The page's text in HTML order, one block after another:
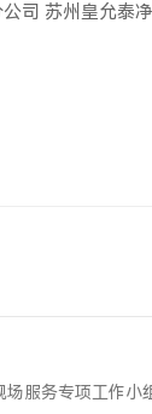
司 苏州皇允泰
服务专项工作小